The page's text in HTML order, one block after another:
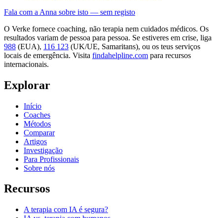
Fala com a Anna sobre isto — sem registo
O Verke fornece coaching, não terapia nem cuidados médicos. Os
resultados variam de pessoa para pessoa. Se estiveres em crise, liga
988 (EUA), 116 123 (UK/UE, Samaritans), ou os teus serviços
locais de emergência. Visita findahelpline.com para recursos
internacionais.
Explorar
Início
Coaches
Métodos
Comparar
Artigos
Investigação
Para Profissionais
Sobre nós
Recursos
A terapia com IA é segura?